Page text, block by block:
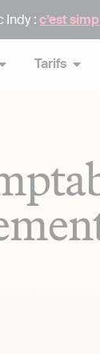
Indy :c’est
Tarifs